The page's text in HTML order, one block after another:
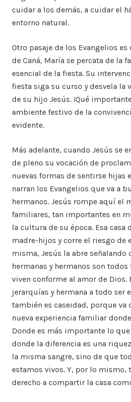
cuidar a los demás, a cuidar el
entorno natural.
Otro pasaje de los Evangelios es
de Caná, María se percata de la
esencial de la fiesta. Su
fiesta siga su curso y desvela la
de su hijo Jesús. ¡Qué
ambiente festivo de la
evidente.
Más adelante, cuando Jesús se
de pleno su vocación de
nuevas formas de sentirse hijas
narran los Evangelios que va a
hermanos. Jesús rompe aquí el
familiares, tan importantes en
la cultura de su época. Esa casa
madre-hijos y corre el riesgo de
misma, Jesús la abre señalando
hermanas y hermanos son
viven conforme al amor de Dios.
jerarquías y hermana a todo ser
también es caseidad, porque va
nueva experiencia familiar
Donde es más importante lo
donde la diferencia es una
la misma sangre, sino de que
estamos vivos. Y, por lo mismo,
derecho a compartir la casa